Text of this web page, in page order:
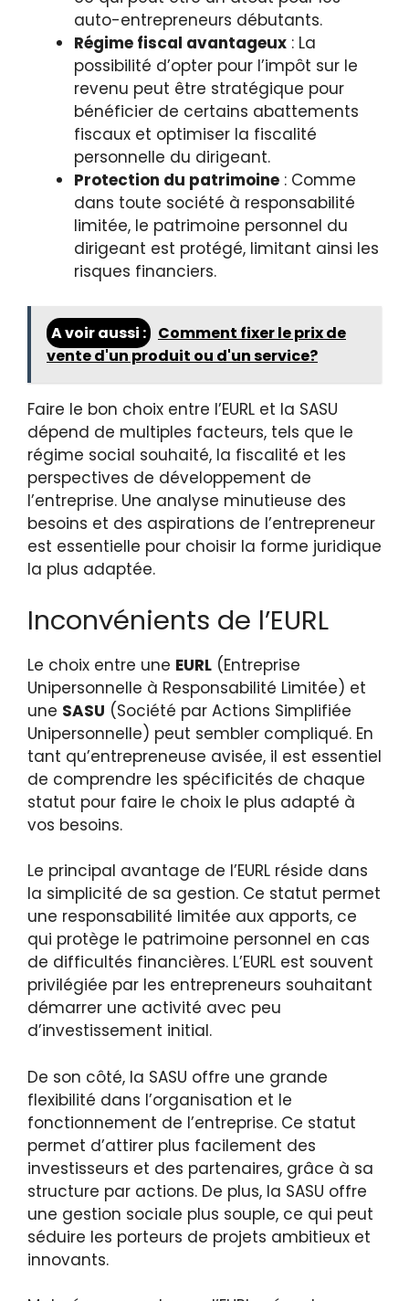
auto-entrepreneurs débutants.
Régime fiscal avantageux : La
possibilité d’opter pour l’impôt sur le
revenu peut être stratégique pour
bénéficier de certains abattements
fiscaux et optimiser la fiscalité
personnelle du dirigeant.
Protection du patrimoine : Comme
dans toute société à responsabilité
limitée, le patrimoine personnel du
dirigeant est protégé, limitant ainsi les
risques financiers.
A voir aussi :
Comment fixer le prix de
vente d'un produit ou d'un service?
Faire le bon choix entre l’EURL et la SASU
dépend de multiples facteurs, tels que le
régime social souhaité, la fiscalité et les
perspectives de développement de
l’entreprise. Une analyse minutieuse des
besoins et des aspirations de l’entrepreneur
est essentielle pour choisir la forme juridique
la plus adaptée.
Inconvénients de l’EURL
Le choix entre une EURL (Entreprise
Unipersonnelle à Responsabilité Limitée) et
une SASU (Société par Actions Simplifiée
Unipersonnelle) peut sembler compliqué. En
tant qu’entrepreneuse avisée, il est essentiel
de comprendre les spécificités de chaque
statut pour faire le choix le plus adapté à
vos besoins.
Le principal avantage de l’EURL réside dans
la simplicité de sa gestion. Ce statut permet
une responsabilité limitée aux apports, ce
qui protège le patrimoine personnel en cas
de difficultés financières. L’EURL est souvent
privilégiée par les entrepreneurs souhaitant
démarrer une activité avec peu
d’investissement initial.
De son côté, la SASU offre une grande
flexibilité dans l’organisation et le
fonctionnement de l’entreprise. Ce statut
permet d’attirer plus facilement des
investisseurs et des partenaires, grâce à sa
structure par actions. De plus, la SASU offre
une gestion sociale plus souple, ce qui peut
séduire les porteurs de projets ambitieux et
innovants.